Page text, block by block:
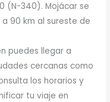
(N-340). Mojácar se
90 km al sureste de
puedes llegar a
cercanas como
los horarios y
tu viaje en